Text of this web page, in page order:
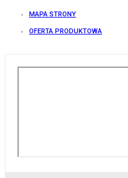
MAPA STRONY
OFERTA PRODUKTOWA